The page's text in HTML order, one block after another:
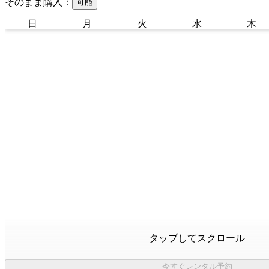
可能
日 月 火 水 木
タップしてスクロール
今すぐレンタル予約